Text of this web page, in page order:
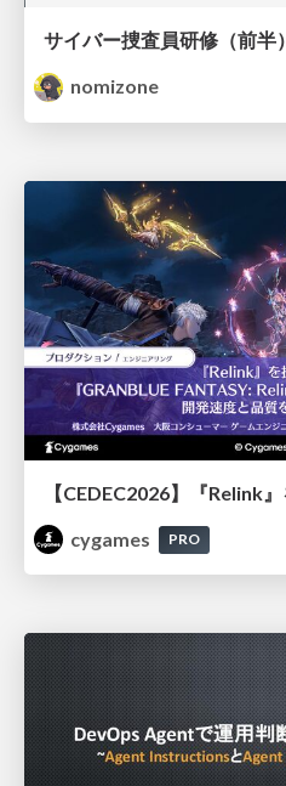
サイバー捜査員研修（前半）
nomizone
cygames
PRO